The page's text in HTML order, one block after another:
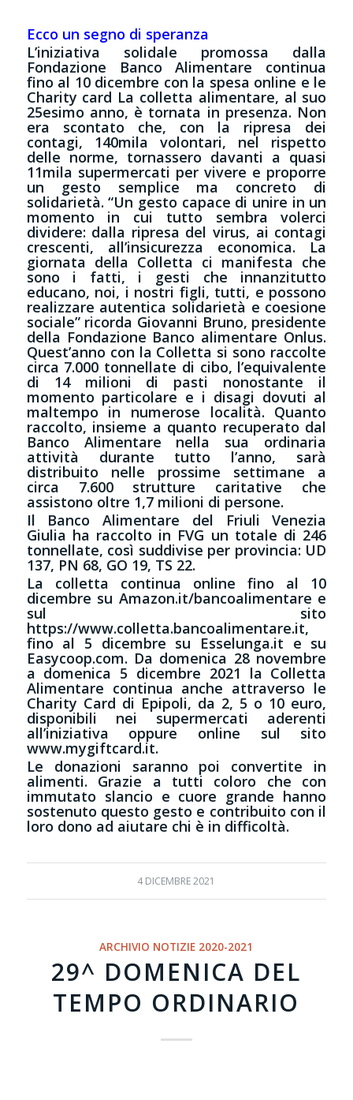
Ecco un segno di speranza
L’iniziativa solidale promossa dalla
Fondazione Banco Alimentare continua
fino al 10 dicembre con la spesa online e le
Charity card La colletta alimentare, al suo
25esimo anno, è tornata in presenza. Non
era scontato che, con la ripresa dei
contagi, 140mila volontari, nel rispetto
delle norme, tornassero davanti a quasi
11mila supermercati per vivere e proporre
un gesto semplice ma concreto di
solidarietà. “Un gesto capace di unire in un
momento in cui tutto sembra volerci
dividere: dalla ripresa del virus, ai contagi
crescenti, all’insicurezza economica. La
giornata della Colletta ci manifesta che
sono i fatti, i gesti che innanzitutto
educano, noi, i nostri figli, tutti, e possono
realizzare autentica solidarietà e coesione
sociale” ricorda Giovanni Bruno, presidente
della Fondazione Banco alimentare Onlus.
Quest’anno con la Colletta si sono raccolte
circa 7.000 tonnellate di cibo, l’equivalente
di 14 milioni di pasti nonostante il
momento particolare e i disagi dovuti al
maltempo in numerose località. Quanto
raccolto, insieme a quanto recuperato dal
Banco Alimentare nella sua ordinaria
attività durante tutto l’anno, sarà
distribuito nelle prossime settimane a
circa 7.600 strutture caritative che
assistono oltre 1,7 milioni di persone.
Il Banco Alimentare del Friuli Venezia
Giulia ha raccolto in FVG un totale di 246
tonnellate, così suddivise per provincia: UD
137, PN 68, GO 19, TS 22.
La colletta continua online fino al 10
dicembre su Amazon.it/bancoalimentare e
sul sito
https://www.colletta.bancoalimentare.it,
fino al 5 dicembre su Esselunga.it e su
Easycoop.com. Da domenica 28 novembre
a domenica 5 dicembre 2021 la Colletta
Alimentare continua anche attraverso le
Charity Card di Epipoli, da 2, 5 o 10 euro,
disponibili nei supermercati aderenti
all’iniziativa oppure online sul sito
www.mygiftcard.it.
Le donazioni saranno poi convertite in
alimenti. Grazie a tutti coloro che con
immutato slancio e cuore grande hanno
sostenuto questo gesto e contribuito con il
loro dono ad aiutare chi è in difficoltà.
4 DICEMBRE 2021
ARCHIVIO NOTIZIE 2020-2021
29^ DOMENICA DEL
TEMPO ORDINARIO